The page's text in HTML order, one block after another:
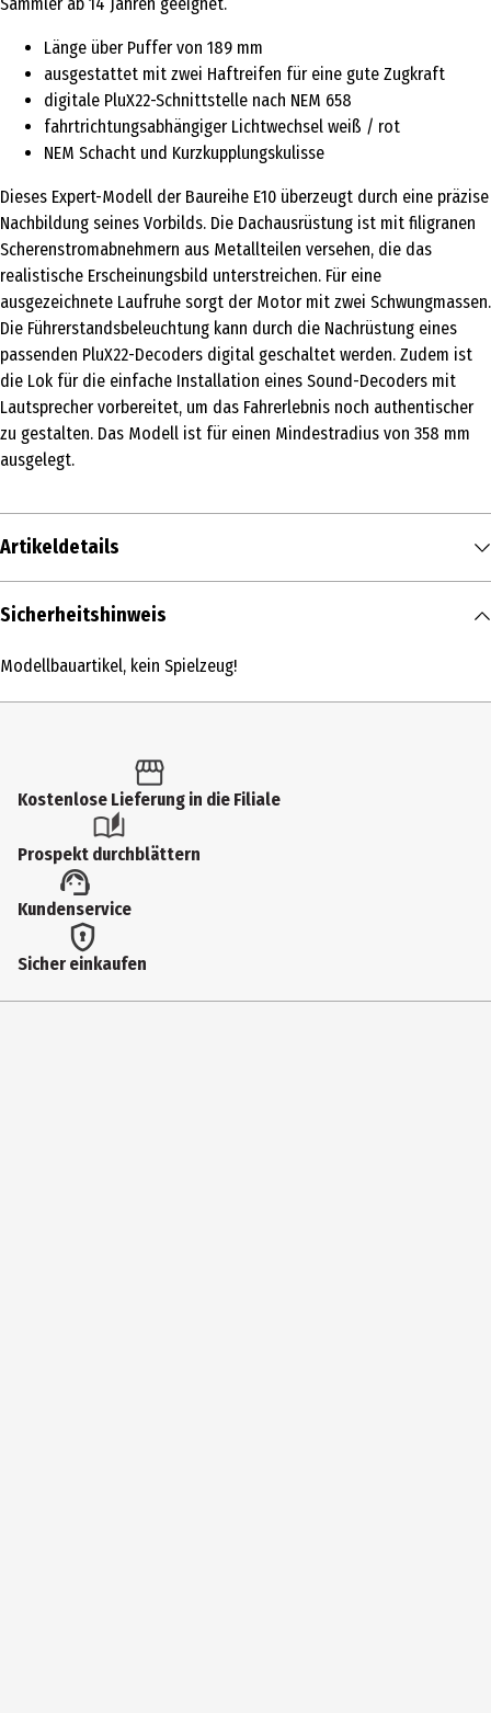
Länge über Puffer von 189 mm
ausgestattet mit zwei Haftreifen für eine gute Zugkraft
digitale PluX22-Schnittstelle nach NEM 658
fahrtrichtungsabhängiger Lichtwechsel weiß / rot
NEM Schacht und Kurzkupplungskulisse
Dieses Expert-Modell der Baureihe E10 überzeugt durch eine präzise
Nachbildung seines Vorbilds. Die Dachausrüstung ist mit filigranen
Scherenstromabnehmern aus Metallteilen versehen, die das
realistische Erscheinungsbild unterstreichen. Für eine
ausgezeichnete Laufruhe sorgt der Motor mit zwei Schwungmassen.
Die Führerstandsbeleuchtung kann durch die Nachrüstung eines
passenden PluX22-Decoders digital geschaltet werden. Zudem ist
die Lok für die einfache Installation eines Sound-Decoders mit
Lautsprecher vorbereitet, um das Fahrerlebnis noch authentischer
zu gestalten. Das Modell ist für einen Mindestradius von 358 mm
ausgelegt.
Artikeldetails
Inhalt
Produkttyp
14 Jahre
Jugendliche|Erwachsene
Hersteller
PIKO Spielwaren GmbH
Herstelleradresse
Sicherheitshinweis
Modellbauartikel, kein Spielzeug!
Kostenlose Lieferung in die Filiale
Prospekt durchblättern
Kundenservice
Sicher einkaufen